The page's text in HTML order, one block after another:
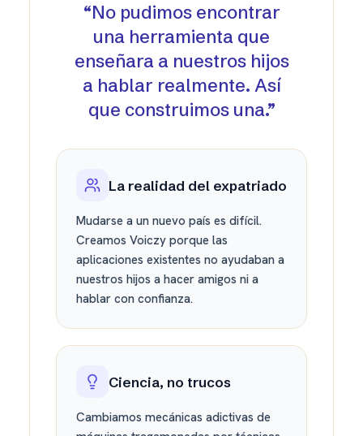
“No pudimos encontrar
una herramienta que
enseñara a nuestros hijos
a hablar realmente. Así
que construimos una.”
La realidad del expatriado
Mudarse a un nuevo país es difícil.
Creamos Voiczy porque las
aplicaciones existentes no ayudaban a
nuestros hijos a hacer amigos ni a
hablar con confianza.
Ciencia, no trucos
Cambiamos mecánicas adictivas de